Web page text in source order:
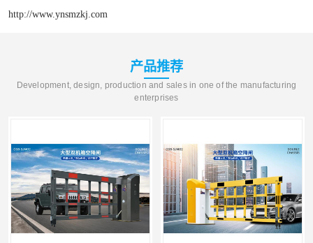
http://www.ynsmzkj.com
产品推荐
Development, design, production and sales in one of the manufacturing
enterprises